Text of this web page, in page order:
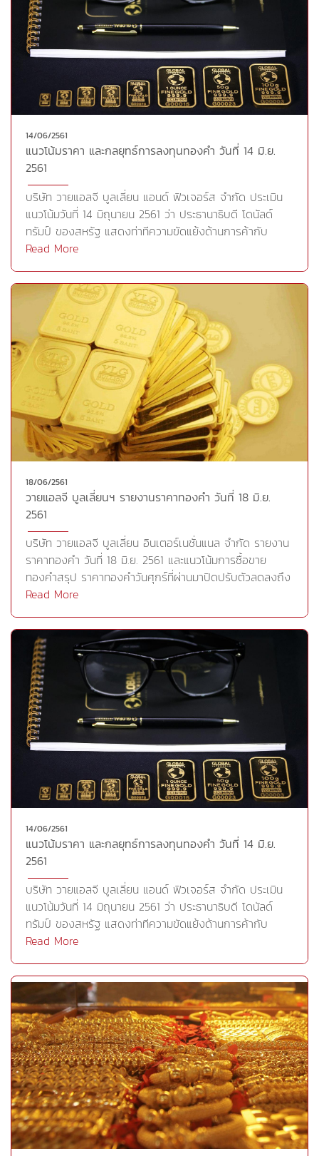
พิพาททางการค้าระหว่างสหรัฐและจีนสัญญาน้ำมันดิบ WTI
ส่งมอบเดือนก.ค. เพิ่มขึ้น 79 เซนต์ หรือ 1.2% ปิดที่ 65.85
ดอลลาร์/บาร์เรลสัญญาน้ำมันดิบเบรนท์ส่งมอบเดือนส.ค.
เพิ่มขึ้น 1.90 ดอลลาร์ หรือ 2.6% ปิดที่ 75.34 ดอลลาร์/
บาร์เรล-- สัญญาทองคำตลาดนิวยอร์กปิดดีดตัวขึ้นเมื่อคืนนี้
(18 มิ.ย.) เนื่องจากนักลงทุนเข้าซื้อสัญญาทองคำซึ่งเป็น
สินทรัพย์ที่ปลอดภัย หลังจากดัชนีดาวโจนส์ตลาดหุ้นนิวยอร์ก
ร่วงลงเมื่อคืนนี้ อย่างไรก็ตาม การแข็งค่าของสกุลเงิน
ดอลลาร์ได้สกัดแรงบวกของสัญญาทองคำในระหว่างวัน
สัญญาทองคำตลาด COMEX (Commodity Exchange)
ส่งมอบเดือนส.ค. เพิ่มขึ้น 1.6 ดอลลาร์ หรือ 0.13% ปิดที่
1280.10 ดอลลาร์/ออนซ์สัญญาโลหะเงินส่งมอบเดือนก.ค.
ลดลง 4 เซนต์ หรือ 0.24% ปิดที่ 16.44 ดอลลาร์/ออนซ์
สัญญาพลาตินัมส่งมอบเดือนก.ค. ร่วงลง 3.9 ดอลลาร์ หรือ
0.44% ปิดที่ 883.90 ดอลลาร์/ออนซ์สัญญาพัลลาเดียมส่ง
มอบเดือนก.ย. เพิ่มขึ้น 1.10 ดอลลาร์ หรือ 0.1% ปิดที่
982.90 ดอลลาร์/ออนซ์-- ดอลลาร์สหรัฐแข็งค่าเมื่อเทียบ
กับสกุลเงินหลักๆ ในการซื้อขายที่ตลาดปริวรรตเงินตรา
นิวยอร์กเมื่อคืนนี้ (18 มิ.ย.) เนื่องจากนักลงทุนขานรับรายงาน
ของสมาคมผู้สร้างบ้านแห่งชาติ (NAHB) ของสหรัฐซึ่งระบุ
ว่า ดัชนีความเชื่อมั่นของกลุ่มผู้สร้างบ้านปรับตัวเพิ่มขึ้นใน
เดือนมิ.ย. เมื่อเทียบเป็นรายปี อย่างไรก็ตาม ความวิตกกังวล
เกี่ยวกับสงครามการค้าระหว่างสหรัฐและจีนยังคงสร้างแรง
กดดันต่อบรรยากาศการซื้อขายในตลาดปริวรรตเงินตรา
นิวยอร์กเงินปอนด์อ่อนค่าลงเมื่อเทียบกับดอลลาร์สหรัฐ ที่
ระดับ 1.3240 ดอลลาร์ จากระดับ 1.3280 ดอลลาร์ ขณะที่
ดอลลาร์ออสเตรเลียอ่อนค่าลงแตะระดับ 0.7416 ดอลลาร์
สหรัฐ จากระดับ 0.7450 ดอลลาร์สหรัฐ ส่วนยูโรแข็งค่าขึ้น
แตะระดับ 1.1615 ดอลลาร์ จากระดับ 1.1606 ดอลลาร์
ดอลลาร์อ่อนค่าลงเมื่อเทียบกับเงินเยน ที่ระดับ 110.51 เยน
จากระดับ 110.61 เยน ขณะที่อ่อนค่าลงเมื่อเทียบกับฟรังก์ส
วิส ที่ระดับ 0.9949 ฟรังก์ จากระดับ 0.9972 ฟรังก์ดัชนี
DJIA ตลาดหุ้นนิวยอร์กปิดที่ 24,987.47 จุด ลดลง 103.01
จุด, -0.41%ดัชนี S&amp;P500 ตลาดหุ้นนิวยอร์กปิดที่
2,773.75 จุด ลดลง 5.91 จุด, -0.21%ดัชนี NASDAQ ตลาด
หุ้นนิวยอร์กปิดที่ 7,747.02 จุด เพิ่มขึ้น 0.65 จุด,
+0.01%ดัชนี DAX ตลาดหุ้นเยอรมันปิดที่ 12,834.11 จุด
ลดลง 176.44 จุด, +1.36%ดัชนี FTSE 100 ตลาดหุ้น
ลอนดอนปิดที่ 7,631.33 จุด ลดลง 2.58 จุด, -0.03%ดัชนี
CAC-40 ตลาดหุ้นฝรั่งเศสปิดดที่ 5,450.48 จุด ลดลง
51.40 จุด, -0.93%ดัชนี SENSEX ตลาดหุ้นอินเดียปิดที่
35,548.26 จุด ลดลง 73.88 จุด, -0.21%ดัชนี FTSE STI
ตลาดหุ้นสิงคโปร์ปิดที่ 3,324.04 จุด ลดลง 32.69 จุด,
-0.97%ดัชนี FBMKLCI ตลาดหุ้นมาเลเซียปิดที่ 1,743.43 จุด
ลดลง 18.35 จุด, -1.04%ดัชนี PSE Composite ตลาดหุ้น
ฟิลิปปินส์ปิดที่ 7,414.11 จุด ลดลง 115.43 จุด, -1.53%ดัชนี
KOSPI ตลาดหุ้นเกาหลีใต้ปิดที่ 2,376.24 จุด ลดลง 27.80
จุด, -1.16%ดัชนี S&amp;P/ASX 200 ตลาดหุ้นออสเตรเลีย
ปิดที่ 6,104.10 จุด เพิ่มขึ้น 10.10 จุด, +0.17%ดัชนี ALL
ORDINARIES ตลาดหุ้นออสเตรเลียปิดที่ 6,212.80 จุด เพิ่ม
22,680.33 จุด ลดลง 171.42 จุด, -0.75%* ตลาดหุ้น
อินโดนีเซียปิดทำการวันจันทร์ที่ 18 มิ.ย. เนื่องในเทศกาลฮารี
รายออีฏิ้ลฟิตริ* ตลาดหุ้นจีนปิดทำการวันจันทร์ที่ 18 มิ.ย.
เนื่องในเทศกาลขนมจ้าง (Tuen Ng Festival)* ตลาดหุ้น
(Tuen Ng Festival)* ตลาดหุ้นไต้หวันปิดทำการวันจันทร์ที่
18 มิ.ย. เนื่องในเทศกาลขนมจ้าง (Dragon Boat
Festival)Cr.https://www.ryt9.com/s/iq20/2843606
ยังคงเคลื่อนไหวใกล้ระดับสูงสุดนับตั้งแต่เดือนพ.ย.ปี 2017
จึงเป็นปัจจัยกดดันให้ราคาทองคำปรับตัวลดลงแตะระดับต่ำ
สุดบริเวณ 1,275.10 ดอลลาร์ต่อออนซ์ใรระหว่างการซื้อขาย
ถึงแม้จะเกิดความวิตกกังวลเกี่ยวสงครามทางการค้าระหว่าง
สหรัฐและจีนก็ตาม โดยล่าสุดในวันศุกร์ประธานาธิบดีโดนัลด์
ทรัมป์ประกาศเรียกเก็บภาษีนำเข้าในอัตรา 25% สำหรับสินค้า
จีนวงเงิน 5 หมื่นล้านดอลลาร์ ด้านจีนได้ตัดสินใจเรียกเก็บ
เก็บในอัตรา 25% คิดเป็นมูลค่ารวม 5 หมื่นล้านดอลลาร์เช่น
เดียวกันเพื่อเป็นการตอบโต้สหรัฐ สำหรับวันนี้ติดตามการ
เปิดเผยดัชนีตลาดที่อยู่อาศัยจาก NAHB ส่วนตลาดจีนปิด
ทำการวันนี้เนื่องในวันไหว้บ๊ะ
จ่างCr.https://www.prachachat.net/finance/news-
175962
14/06/2561
แนวโน้มราคา และกลยุทธ์การลงทุนทองคำ วันที่ 14 มิ.ย.
2561
บริษัท วายแอลจี บูลเลี่ยน แอนด์ ฟิวเจอร์ส จำกัด ประเมิน
แนวโน้มวันที่ 14 มิถุนายน 2561 ว่า ประธานาธิบดี โดนัลด์
ทรัมป์ ของสหรัฐ แสดงท่าทีความขัดแย้งด้านการค้ากับ
ประเทศคู่ค้า โดยระบุว่าเขาจะไม่ปล่อยให้ประเทศเหล่านั้นฉวย
ประชุมสุดยอด G7 เผยให้เห็นถึงความรุนแรงของความขัด
แย้งทางการเมืองและความเสี่ยงที่อาจรอคอยอยู่เบื้องหน้า
ปธน.ทรัมป์ ของสหรัฐตำหนิหลายต่อหลายครั้งเกี่ยวกับยอด
ขาดดุลการค้าจำนวนมากของสหรัฐกับนานาประเทศ โดย
เฉพาะกับเยอรมนีซึ่งเป็นยักษ์ใหญ่ในการส่งออกภาคการผลิต
และขู่ว่าจะลงโทษด้วยการเก็บภาษีต่อยุโรปขณะที่นายก
รัฐมนตรี อังเกลา แมร์เคิล ของเยอรมนีระบุว่า สหรัฐมียอด
เกินดุลการค้าจำนวนมากกับยุโรปหากรวมภาคบริการเข้าไป
ด้วย พร้อมเสริมว่า ระบบคำนวณการค้าระหว่างประเทศที่มีอยู่
ล้าสมัยไปแล้ว ทั้งนี้ การกำหนดภาษีนำเข้าเหล็กกล้าและ
อะลูมิเนียมของสหรัฐและความเป็นไปได้ในการเพิ่มภาษีนำเข้า
ชัดเจน แนวโน้มดังกล่าวกระตุ้นแรงซื้อทองคำในฐานะ
สินทรัพย์ปลอดภัยนอกจากนี้ นักลงทุนจะจับตามองการ
ประชุมกำหนดนโยบายของธนาคารกลางยุโรป (ECB) ในวัน
พฤหัสบดีซึ่ง ECB อาจจะส่งสัญญาณความตั้งใจในการเริ่ม
ลดแผนการซื้อพันธบัตร ซึ่งปัจจุบันอยู่ที่ 3 หมื่นล้านยูโรต่อ
เดือน ซึ่งอาจจะเป็นแรงหนุนทองคำด้วยการหนุนยูโรและทำให้
ดอลลาร์อ่อนลง ก่อนหน้านี้เจ้าหน้าที่กำหนดนโยบายเห็นพ้อง
ทางการใดๆเกี่ยวกับการยุติโครงการดังกล่าว เบื้องต้นวาย
แอลจีประเมินว่า อาจต้องรอดูการเคลื่อนไหวของราคาทองคำ
ว่าจะสามารถยืนในบริเวณ 1,307-1,315 ดอลลาร์ต่อออนซ์ได้
อย่างแข็งแกร่งหรือไม่ หากสามารถยืนได้ประเมินว่าราคา
ทองคำจะขยับขึ้นชนแนวต้านในโซน 1,325 ดอลลาร์ต่อออนซ์
ในขณะที่หากราคาทองคำไม่สามารถยืน 1,315 ดอลลาร์ต่อ
ออนซ์ได้อย่างแข็งแกร่ง นักลงทุนต้องระมัดระวังการอ่อนตัว
ของราคาทองคำกลยุทธ์การลงทุน วายแอลจี มีมุมมองว่า
ราคาทองคำยังอยู่ในช่วงการแกว่งตัวเพื่อสะสมกำลังในระยะ
สั้น แต่หากราคาทองคำดีดตัวขึ้นไม่ผ่านแนวต้านที่ 1,307-
1,315 ดอลลาร์ต่อออนซ์ หรือไม่สามารถยืนเหนือบริเวณดัง
กล่าวได้ อาจเกิดแรงขายทำกำไรระยะสั้นออกมา หากราคา
ทองคำย่อตัวลงมา ประเมินแนวรับที่ 1,285-1,282 ดอลลาร์ต่อ
ออนซ์ แต่หากราคาสามารถยืนเหนือแนวต้าน 1,307-1,315
ดอลลาร์ต่อออนซ์ได้ ราคาก็พร้อมขึ้นไปทดสอบแนวต้านถัดไป
ที่ระดับ 1,325 ดอลลาร์ต่อออนซ์ ในระยะสั้น แนะนำให้เล่นใน
กรอบ โดยรอจังหวะเปิดสถานะซื้อเมื่อราคาย่อตัวลงมา
บริเวณแนวรับ และขายทำกำไรเมื่อราคาดีดตัวขึ้นไปบริเวณ
แนวต้านทองคำแท่ง (96.50%)แนวรับ 1,282 (19,500บาท)
1,271 (19,300บาท) 1,263 (19,200บาท)แนวต้าน 1,307
(19,900บาท) 1,315 (20,050บาท) 1,325 (20,200บาท)
Cr.https://goo.gl/qW95Yd
Read More
18/06/2561
วายแอลจี บูลเลี่ยนฯ รายงานราคาทองคำ วันที่ 18 มิ.ย.
2561
บริษัท วายแอลจี บูลเลี่ยน อินเตอร์เนชั่นแนล จำกัด รายงาน
ราคาทองคำ วันที่ 18 มิ.ย. 2561 และแนวโน้มการซื้อขาย
ทองคำสรุป ราคาทองคำวันศุกร์ที่ผ่านมาปิดปรับตัวลดลงถึง
23.95 ดอลลาร์ต่อออนซ์หรือ -1.8% โดยได้รับแรงกดดันจาก
ตั้งแต่วันที่ 15 พ.ค. แต่ราคาก็ไม่สามารถกลับขึ้นไปยืนเหนือ
เส้นค่าเฉลี่ย 200 วันในโซน 1,307 ดอลลาร์ต่อออนซ์ได้ ส่ง
ผลให้ราคาทองคำปรับตัวลดลงหลุดแนวรับสำคัญจนกระตุ้น
ให้เกิดแรงขายทางเทคนิคเพิ่มเติม ประกอบกับดัชนีดอลลาร์
ยังคงเคลื่อนไหวใกล้ระดับสูงสุดนับตั้งแต่เดือนพ.ย.ปี 2017
จึงเป็นปัจจัยกดดันให้ราคาทองคำปรับตัวลดลงแตะระดับต่ำ
สุดบริเวณ 1,275.10 ดอลลาร์ต่อออนซ์ใรระหว่างการซื้อขาย
ถึงแม้จะเกิดความวิตกกังวลเกี่ยวสงครามทางการค้าระหว่าง
สหรัฐและจีนก็ตาม โดยล่าสุดในวันศุกร์ประธานาธิบดีโดนัลด์
ทรัมป์ประกาศเรียกเก็บภาษีนำเข้าในอัตรา 25% สำหรับสินค้า
จีนวงเงิน 5 หมื่นล้านดอลลาร์ ด้านจีนได้ตัดสินใจเรียกเก็บ
เก็บในอัตรา 25% คิดเป็นมูลค่ารวม 5 หมื่นล้านดอลลาร์เช่น
เดียวกันเพื่อเป็นการตอบโต้สหรัฐ สำหรับวันนี้ติดตามการ
เปิดเผยดัชนีตลาดที่อยู่อาศัยจาก NAHB ส่วนตลาดจีนปิด
ทำการวันนี้เนื่องในวันไหว้บ๊ะ
จ่างCr.https://www.prachachat.net/finance/news-
175962
Read More
14/06/2561
แนวโน้มราคา และกลยุทธ์การลงทุนทองคำ วันที่ 14 มิ.ย.
2561
บริษัท วายแอลจี บูลเลี่ยน แอนด์ ฟิวเจอร์ส จำกัด ประเมิน
แนวโน้มวันที่ 14 มิถุนายน 2561 ว่า ประธานาธิบดี โดนัลด์
ทรัมป์ ของสหรัฐ แสดงท่าทีความขัดแย้งด้านการค้ากับ
ประเทศคู่ค้า โดยระบุว่าเขาจะไม่ปล่อยให้ประเทศเหล่านั้นฉวย
ประชุมสุดยอด G7 เผยให้เห็นถึงความรุนแรงของความขัด
แย้งทางการเมืองและความเสี่ยงที่อาจรอคอยอยู่เบื้องหน้า
ปธน.ทรัมป์ ของสหรัฐตำหนิหลายต่อหลายครั้งเกี่ยวกับยอด
ขาดดุลการค้าจำนวนมากของสหรัฐกับนานาประเทศ โดย
เฉพาะกับเยอรมนีซึ่งเป็นยักษ์ใหญ่ในการส่งออกภาคการผลิต
และขู่ว่าจะลงโทษด้วยการเก็บภาษีต่อยุโรปขณะที่นายก
รัฐมนตรี อังเกลา แมร์เคิล ของเยอรมนีระบุว่า สหรัฐมียอด
เกินดุลการค้าจำนวนมากกับยุโรปหากรวมภาคบริการเข้าไป
ด้วย พร้อมเสริมว่า ระบบคำนวณการค้าระหว่างประเทศที่มีอยู่
ล้าสมัยไปแล้ว ทั้งนี้ การกำหนดภาษีนำเข้าเหล็กกล้าและ
อะลูมิเนียมของสหรัฐและความเป็นไปได้ในการเพิ่มภาษีนำเข้า
Read More